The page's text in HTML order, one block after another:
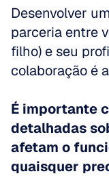
Desenvolver
parceria entre
filho) e seu
colaboração é
É importante
detalhadas
afetam o
quaisquer